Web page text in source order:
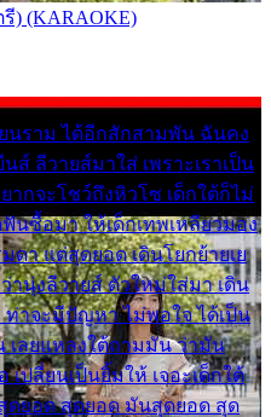
) (KARAOKE)
นราม ได้อีกสักสามพัน ฉันคง
ส์ ลีวายส์มาใส่ เพราะเราเป็น
ากจะโชว์ถึงหิวโซ เด็กใต้ก็ไม่
ซื้อมา ให้เด็กเทพเหลียวมอง
ดา แต่สุดยอด เดินโยกย้ายเย
านุ่งลีวายส์ ตัวใหม่ใส่มา เดิน
าจะมีปัญหา ไม่พอใจ ได้เป็น
เลยแหลงใต้ถามมัน ว่ามัน
ปลี่ยนเป็นยิ้มให้ เจอะเด็กใต้
ดยอด สุดยอด มันสุดยอด สุด